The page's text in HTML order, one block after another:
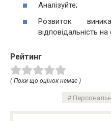
Аналізуйте;
Розвиток
відповідальність на
Рейтинг
( Поки що оцінок немає )